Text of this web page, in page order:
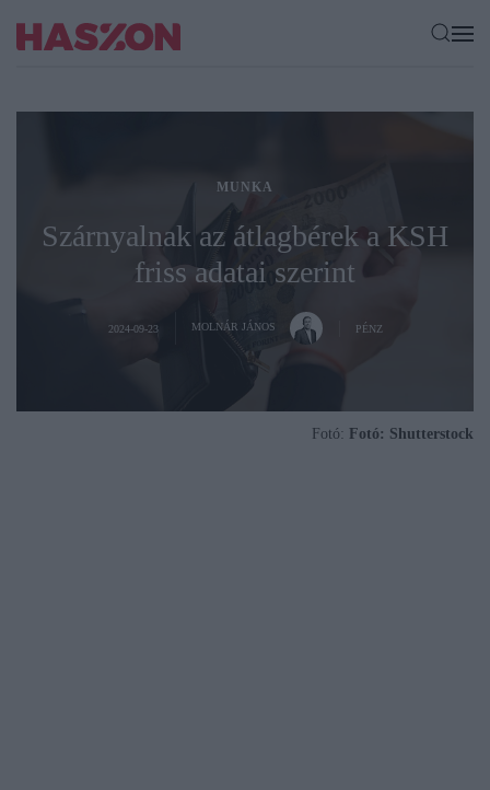
MUNKA
Szárnyalnak az átlagbérek a KSH
friss adatai szerint
2024-09-23 MOLNÁR JÁNOS PÉNZ
Fotó: Fotó: Shutterstock